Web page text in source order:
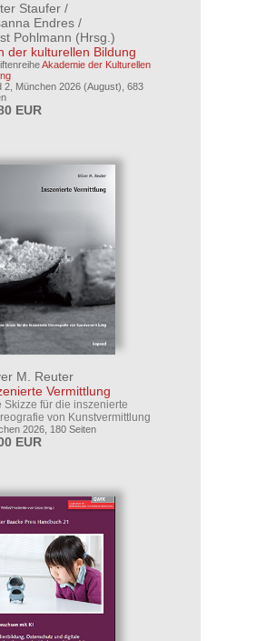
Staufer /
Endres /
Pohlmann (Hrsg.)
der kulturellen Bildung
Akademie der Kulturellen
2, München 2026 (August), 683
EUR
M. Reuter
Vermittlung
Skizze für die inszenierte
von Kunstvermittlung
2026, 180 Seiten
EUR